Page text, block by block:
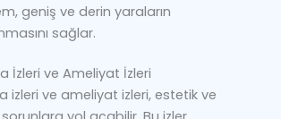
geniş ve derin yaraların
sağlar.
İzleri ve Ameliyat İzleri
izleri ve ameliyat izleri, estetik ve